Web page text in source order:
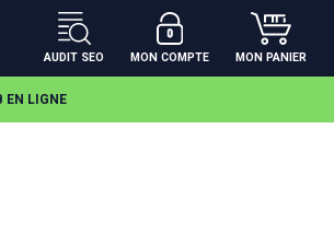
AUDIT SEO MON COMPTE MON PANIER
EN LIGNE